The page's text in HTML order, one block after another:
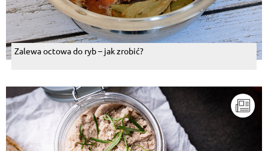
Zalewa octowa do ryb – jak zrobić?